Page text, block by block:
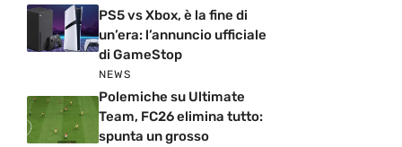
PS5 vs Xbox, è la fine di
un’era: l’annuncio ufficiale
di GameStop
NEWS
Polemiche su Ultimate
Team, FC26 elimina tutto:
spunta un grosso